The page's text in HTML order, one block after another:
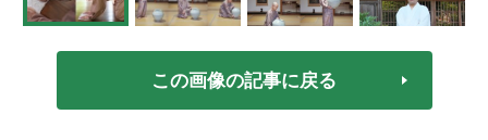
この画像の記事に戻る